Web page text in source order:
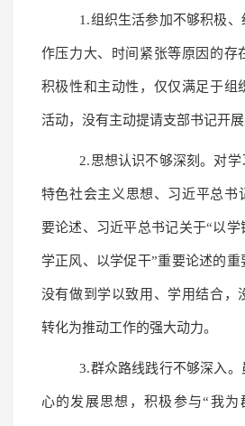
1.组织生活参加不够积极
作压力大、时间紧张等原因的存
积极性和主动性，仅仅满足于组
活动，没有主动提请支部书记开展
2.思想认识不够深刻。对学
特色社会主义思想、习近平总书
要论述、习近平总书记关于“以学
学正风、以学促干”重要论述的重
没有做到学以致用、学用结合，
转化为推动工作的强大动力。
3.群众路线践行不够深入
心的发展思想，积极参与“我为